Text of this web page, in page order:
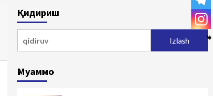
Қидириш
Муаммо